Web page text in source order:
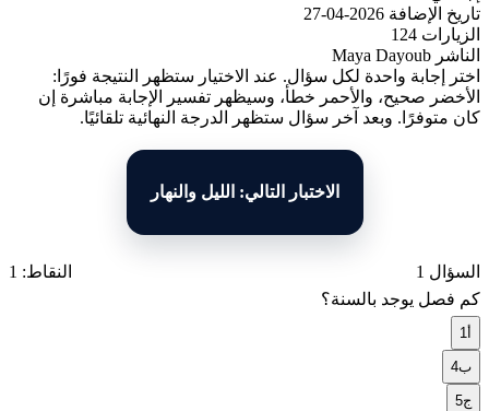
تاريخ الإضافة 2026-04-27
الزيارات 124
الناشر Maya Dayoub
اختر إجابة واحدة لكل سؤال. عند الاختيار ستظهر النتيجة فورًا:
الأخضر صحيح، والأحمر خطأ، وسيظهر تفسير الإجابة مباشرة إن
كان متوفرًا. وبعد آخر سؤال ستظهر الدرجة النهائية تلقائيًا.
الاختبار التالي: الليل والنهار
السؤال 1
النقاط: 1
كم فصل يوجد بالسنة؟
1
ب4
ج5